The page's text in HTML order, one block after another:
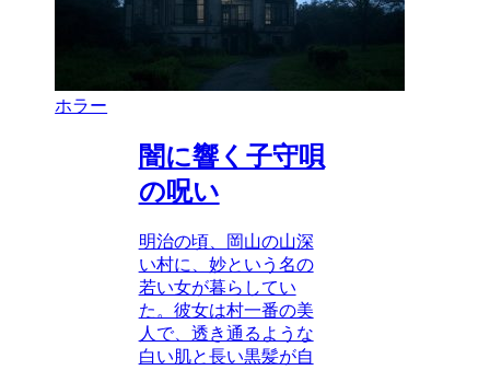
ホラー
闇に響く子守唄
の呪い
明治の頃、岡山の山深
い村に、妙という名の
若い女が暮らしてい
た。彼女は村一番の美
人で、透き通るような
白い肌と長い黒髪が自